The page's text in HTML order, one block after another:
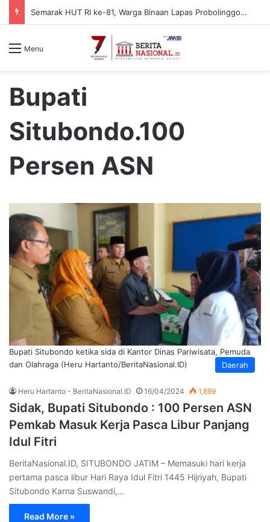
Semarak HUT RI ke-81, Warga Binaan Lapas Probolinggo Adu Seru Balap Karung
Menu
Bupati
Situbondo.100
Persen ASN
Daerah
Bupati Situbondo ketika sida di Kantor Dinas Pariwisata, Pemuda
dan Olahraga (Heru Hartanto/BeritaNasional.ID)
Heru Hartanto - BeritaNasional.ID 16/04/2024 1,899
Sidak, Bupati Situbondo : 100 Persen ASN
Pemkab Masuk Kerja Pasca Libur Panjang
Idul Fitri
BeritaNasional.ID, SITUBONDO JATIM – Memasuki hari kerja
pertama pasca libur Hari Raya Idul Fitri 1445 Hijriyah, Bupati
Situbondo Karna Suswandi,…
Read More »